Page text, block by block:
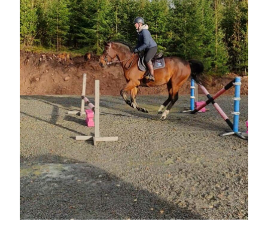
M T O T F L
S
1
2
3 4 5 6 7
8
9
10 11 12 13 14
15
16
17 18 19 20 21
22
23
24 25 26 27 28
29
30
31
« sep nov »
Arkiv
augusti 2026
juli 2026
juni 2026